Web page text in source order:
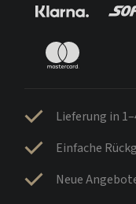
Lieferung in
Einfache
Neue